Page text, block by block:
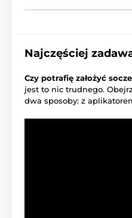
Najczęściej
Czy potrafię założyć
jest to nic trudnego.
dwa sposoby: z